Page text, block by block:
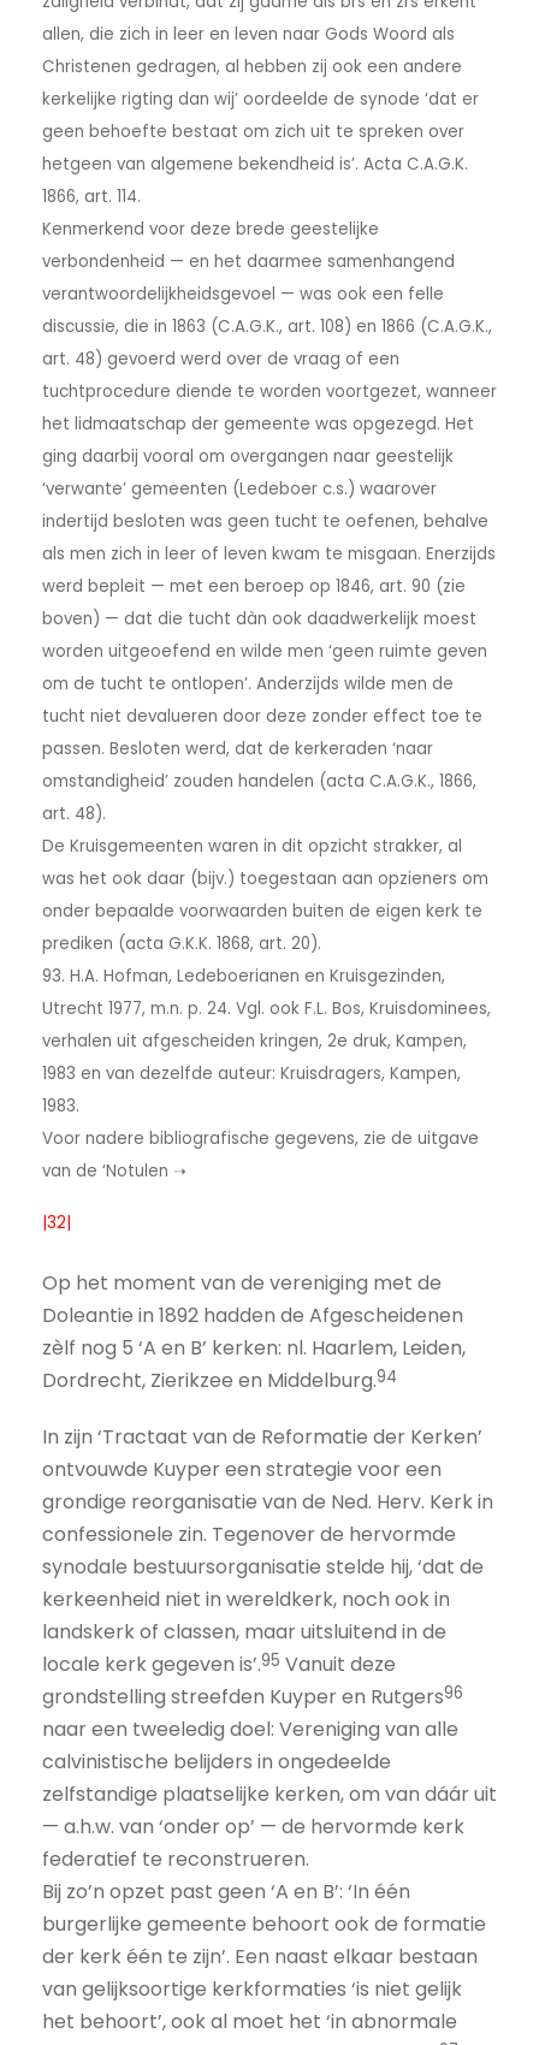
allen, die zich in leer en leven naar Gods Woord als
Christenen gedragen, al hebben zij ook een andere
kerkelijke rigting dan wij’ oordeelde de synode ‘dat er
geen behoefte bestaat om zich uit te spreken over
hetgeen van algemene bekendheid is’. Acta C.A.G.K.
1866, art. 114.
Kenmerkend voor deze brede geestelijke
verbondenheid — en het daarmee samenhangend
verantwoordelijkheidsgevoel — was ook een felle
discussie, die in 1863 (C.A.G.K., art. 108) en 1866 (C.A.G.K.,
art. 48) gevoerd werd over de vraag of een
tuchtprocedure diende te worden voortgezet, wanneer
het lidmaatschap der gemeente was opgezegd. Het
ging daarbij vooral om overgangen naar geestelijk
‘verwante’ gemeenten (Ledeboer c.s.) waarover
indertijd besloten was geen tucht te oefenen, behalve
als men zich in leer of leven kwam te misgaan. Enerzijds
werd bepleit — met een beroep op 1846, art. 90 (zie
boven) — dat die tucht dàn ook daadwerkelijk moest
worden uitgeoefend en wilde men ‘geen ruimte geven
om de tucht te ontlopen’. Anderzijds wilde men de
tucht niet devalueren door deze zonder effect toe te
passen. Besloten werd, dat de kerkeraden ‘naar
omstandigheid’ zouden handelen (acta C.A.G.K., 1866,
art. 48).
De Kruisgemeenten waren in dit opzicht strakker, al
was het ook daar (bijv.) toegestaan aan opzieners om
onder bepaalde voorwaarden buiten de eigen kerk te
prediken (acta G.K.K. 1868, art. 20).
93. H.A. Hofman, Ledeboerianen en Kruisgezinden,
Utrecht 1977, m.n. p. 24. Vgl. ook F.L. Bos, Kruisdominees,
verhalen uit afgescheiden kringen, 2e druk, Kampen,
1983 en van dezelfde auteur: Kruisdragers, Kampen,
1983.
Voor nadere bibliografische gegevens, zie de uitgave
van de ‘Notulen ➝
|32|
Op het moment van de vereniging met de
Doleantie in 1892 hadden de Afgescheidenen
zèlf nog 5 ‘A en B’ kerken: nl. Haarlem, Leiden,
Dordrecht, Zierikzee en Middelburg.94
In zijn ‘Tractaat van de Reformatie der Kerken’
ontvouwde Kuyper een strategie voor een
grondige reorganisatie van de Ned. Herv. Kerk in
confessionele zin. Tegenover de hervormde
synodale bestuursorganisatie stelde hij, ‘dat de
kerkeenheid niet in wereldkerk, noch ook in
landskerk of classen, maar uitsluitend in de
locale kerk gegeven is’.95 Vanuit deze
grondstelling streefden Kuyper en Rutgers96
naar een tweeledig doel: Vereniging van alle
calvinistische belijders in ongedeelde
zelfstandige plaatselijke kerken, om van dáár uit
— a.h.w. van ‘onder op’ — de hervormde kerk
federatief te reconstrueren.
Bij zo’n opzet past geen ‘A en B’: ‘In één
burgerlijke gemeente behoort ook de formatie
der kerk één te zijn’. Een naast elkaar bestaan
van gelijksoortige kerkformaties ‘is niet gelijk
het behoort’, ook al moet het ‘in abnormale